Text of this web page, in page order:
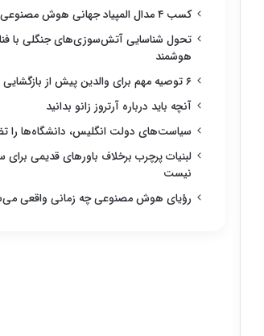
کسب ۴ مدال المپیاد جهانی هوش مصنوعی برای ایران
تحول شناسایی آتش‌سوزی‌های جنگلی با
هوشمند
۶ توصیه مهم برای والدین پیش از بازگشایی مدارس
آنچه باید درباره آرتروز زانو بدانید
سیاست‌های دولت انگلیس، دانشگاه‌ها را
لبنیات پرچرب برخلاف باورهای قدیمی
نیست
رؤیای هوش مصنوعی چه زمانی واقعی